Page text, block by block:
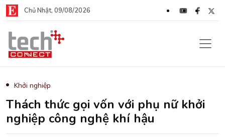
Chủ Nhật, 09/08/2026
Khởi nghiệp
Thách thức gọi vốn với phụ nữ khởi
nghiệp công nghệ khí hậu